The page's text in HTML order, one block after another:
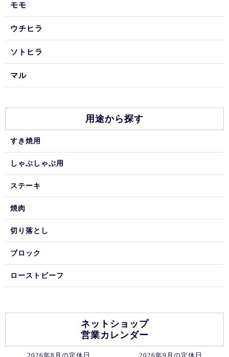
モモ
ウチヒラ
ソトヒラ
マル
用途から探す
すき焼用
しゃぶしゃぶ用
ステーキ
焼肉
切り落とし
ブロック
ローストビーフ
ネットショップ
営業カレンダー
2026年8月の定休日 2026年9月の定休日